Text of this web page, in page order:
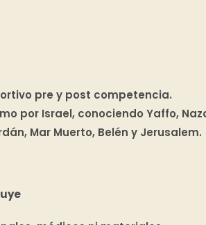
pre y post competencia.
por Israel, conociendo Yaffo,
Mar Muerto, Belén y Jerusalem.